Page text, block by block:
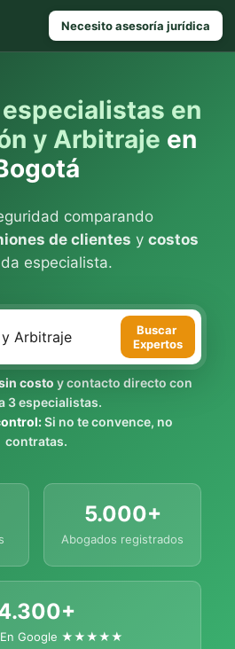
Necesito asesoría jurídica
especialistas en
y Arbitraje en
comparando
de clientes y costos
especialista.
Buscar
Expertos
costo y contacto directo con
3 especialistas.
Si no te convence, no
contratas.
5.000+
Abogados registrados
En Google ★★★★★